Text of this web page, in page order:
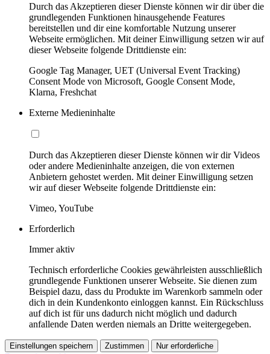
Durch das Akzeptieren dieser Dienste können wir dir über die
grundlegenden Funktionen hinausgehende Features
bereitstellen und dir eine komfortable Nutzung unserer
Webseite ermöglichen. Mit deiner Einwilligung setzen wir auf
dieser Webseite folgende Drittdienste ein:
Google Tag Manager, UET (Universal Event Tracking)
Consent Mode von Microsoft, Google Consent Mode,
Klarna, Freshchat
Externe Medieninhalte
Durch das Akzeptieren dieser Dienste können wir dir Videos
oder andere Medieninhalte anzeigen, die von externen
Anbietern gehostet werden. Mit deiner Einwilligung setzen
wir auf dieser Webseite folgende Drittdienste ein:
Vimeo, YouTube
Erforderlich
Immer aktiv
Technisch erforderliche Cookies gewährleisten ausschließlich
grundlegende Funktionen unserer Webseite. Sie dienen zum
Beispiel dazu, dass du Produkte im Warenkorb sammeln oder
dich in dein Kundenkonto einloggen kannst. Ein Rückschluss
auf dich ist für uns dadurch nicht möglich und dadurch
anfallende Daten werden niemals an Dritte weitergegeben.
Einstellungen speichern Zustimmen Nur erforderliche